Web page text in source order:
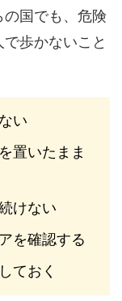
国でも、危険
歩かないこと
い
置いたまま
けない
を確認する
ておく